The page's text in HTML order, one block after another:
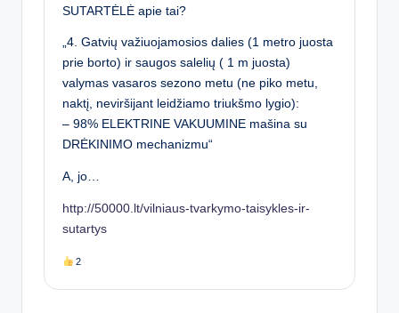
SUTARTĖLĖ apie tai?
„4. Gatvių važiuojamosios dalies (1 metro juosta
prie borto) ir saugos salelių ( 1 m juosta)
valymas vasaros sezono metu (ne piko metu,
naktį, neviršijant leidžiamo triukšmo lygio):
– 98% ELEKTRINE VAKUUMINE mašina su
DRĖKINIMO mechanizmu“
A, jo…
http://50000.lt/vilniaus-tvarkymo-taisykles-ir-
sutartys
2